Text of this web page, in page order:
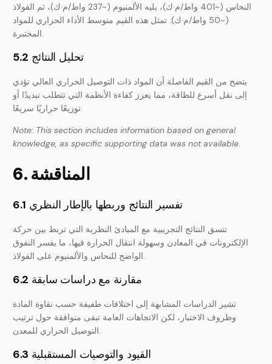
النحاس (~401 واط/م·ك)، يليه الألمنيوم (~237 واط/م·ك)، ثم الفولاذ
(~50 واط/م·ك). تمثل هذه القيم متوسط الأداء الحراري للمواد
المختبرة.
5.2 تحليل النتائج
يتضح من القيم الفاصلة أن المواد ذات التوصيل الحراري العالي تؤدي
إلى نقل أسرع للطاقة، مما يعزز كفاءة الأنظمة التي تتطلب تبديدًا أو
توزيعًا حراريًا سريعًا.
Note: This section includes information based on general
knowledge, as specific supporting data was not available.
6. المناقشة
6.1 تفسير النتائج وربطها بالإطار النظري
تتسق النتائج التجريبية مع المبادئ النظرية التي تربط بين حركة
الإلكترونات في المعادن وسهولة انتقال الحرارة فيها، ما يفسر التفوق
6.2 مقارنة مع دراسات سابقة
تشير الدراسات المشابهة إلى اختلافات طفيفة حسب نقاوة المادة
وظروف الاختبار، لكن الاتجاهات العامة تبقى متوافقة حول ترتيب
6.3 القيود والتوصيات المستقبلية